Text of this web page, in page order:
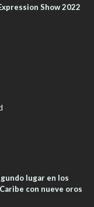
Show 2022
lugar en los
con nueve oros